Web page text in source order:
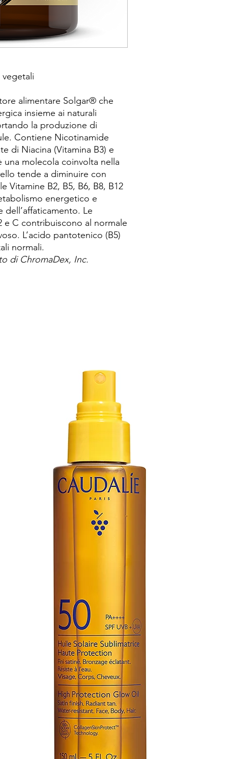
vegetali
alimentare Solgar® che
insieme ai naturali
la produzione di
Contiene Nicotinamide
di Niacina (Vitamina B3) e
molecola coinvolta nella
tende a diminuire con
Vitamine B2, B5, B6, B8, B12
energetico e
dell’affaticamento. Le
e C contribuiscono al normale
L’acido pantotenico (B5)
normali.
di ChromaDex, Inc.